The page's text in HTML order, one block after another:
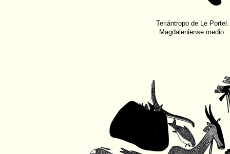
Teriántropo de Le Portel.
Magdaleniense medio.